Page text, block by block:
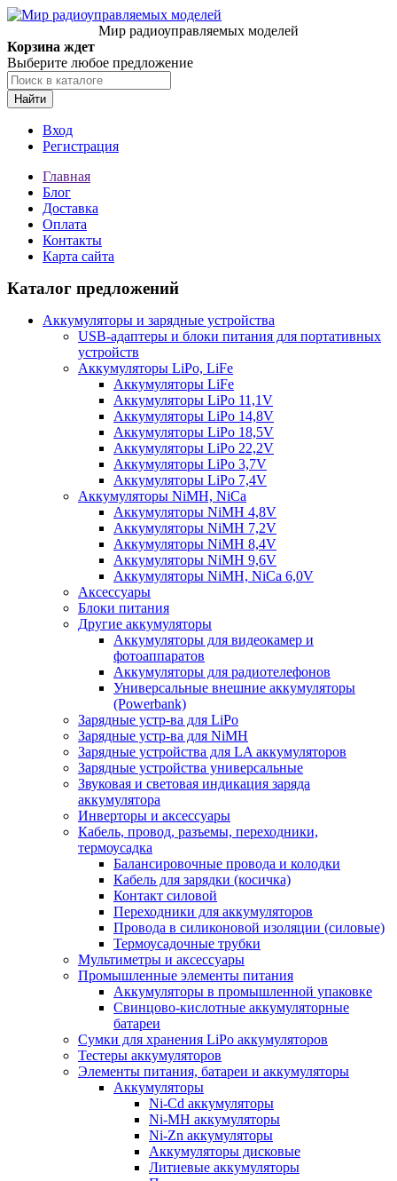
Мир радиоуправляемых моделей
Корзина ждет
Выберите любое предложение
Найти
Вход
Регистрация
Главная
Блог
Доставка
Оплата
Контакты
Карта сайта
Каталог предложений
Аккумуляторы и зарядные устройства
USB-адаптеры и блоки питания для портативных
устройств
Аккумуляторы LiPo, LiFe
Аккумуляторы LiFe
Аккумуляторы LiPo 11,1V
Аккумуляторы LiPo 14,8V
Аккумуляторы LiPo 18,5V
Аккумуляторы LiPo 22,2V
Аккумуляторы LiPo 3,7V
Аккумуляторы LiPo 7,4V
Аккумуляторы NiMH, NiCa
Аккумуляторы NiMH 4,8V
Аккумуляторы NiMH 7,2V
Аккумуляторы NiMH 8,4V
Аккумуляторы NiMH 9,6V
Аккумуляторы NiMH, NiCa 6,0V
Аксессуары
Блоки питания
Другие аккумуляторы
Аккумуляторы для видеокамер и
фотоаппаратов
Аккумуляторы для радиотелефонов
Универсальные внешние аккумуляторы
(Powerbank)
Зарядные устр-ва для LiPo
Зарядные устр-ва для NiMH
Зарядные устройства для LA аккумуляторов
Зарядные устройства универсальные
Звуковая и световая индикация заряда
аккумулятора
Инверторы и аксессуары
Кабель, провод, разъемы, переходники,
термоусадка
Балансировочные провода и колодки
Кабель для зарядки (косичка)
Контакт силовой
Переходники для аккумуляторов
Провода в силиконовой изоляции (силовые)
Термоусадочные трубки
Мультиметры и аксессуары
Промышленные элементы питания
Аккумуляторы в промышленной упаковке
Свинцово-кислотные аккумуляторные
батареи
Сумки для хранения LiPo аккумуляторов
Тестеры аккумуляторов
Элементы питания, батареи и аккумуляторы
Аккумуляторы
Ni-Cd аккумуляторы
Ni-MH аккумуляторы
Ni-Zn аккумуляторы
Аккумуляторы дисковые
Литиевые аккумуляторы